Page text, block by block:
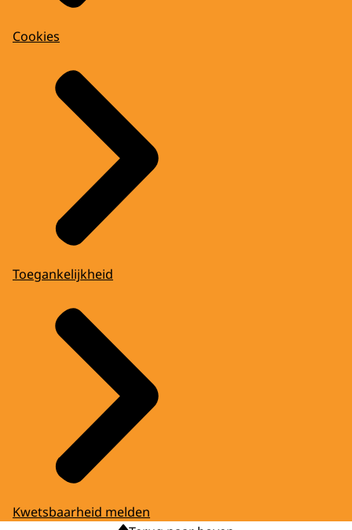
Cookies
Toegankelijkheid
Kwetsbaarheid melden